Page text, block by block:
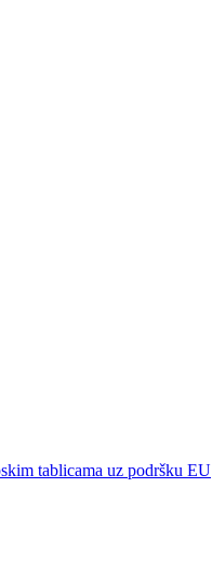
tablicama uz podršku EU